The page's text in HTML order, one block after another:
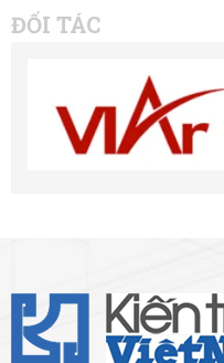
ĐỐI TÁC